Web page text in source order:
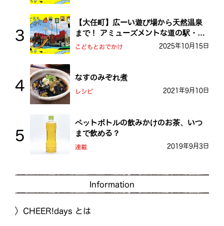
【大任町】広ーい遊び場から天然温泉
まで！ アミューズメントな道の駅・お
おとう桜街道
こどもとおでかけ 2025年10月15日
なすのみぞれ煮
レシピ 2021年9月10日
ペットボトルの飲みかけのお茶、いつ
まで飲める？
連載 2019年9月3日
Information
CHEER!days とは